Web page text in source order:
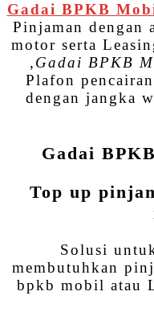
Gadai BPKB
Pinjaman
motor serta
,Gadai BPKB
Plafon
dengan jangka
Gadai
Top up
Solusi
membutuhkan
bpkb mobil atau